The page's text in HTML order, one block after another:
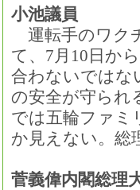
小池議員
運転手のワク
て、7月10日か
合わないではな
の安全が守られ
では五輪ファミ
か見えない。総
菅義偉内閣総理